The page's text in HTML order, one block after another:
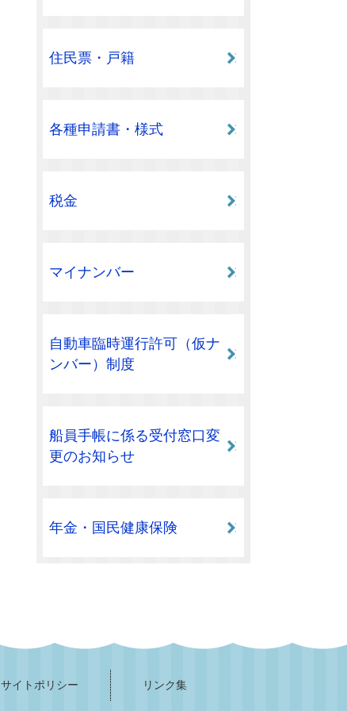
住民票・戸籍
各種申請書・様式
税金
マイナンバー
自動車臨時運行許可（仮ナ
ンバー）制度
船員手帳に係る受付窓口変
更のお知らせ
年金・国民健康保険
サイトポリシー リンク集